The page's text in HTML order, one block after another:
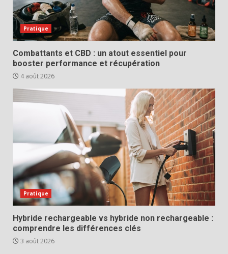
Pratique
Combattants et CBD : un atout essentiel pour
booster performance et récupération
4 août 2026
Pratique
Hybride rechargeable vs hybride non rechargeable :
comprendre les différences clés
3 août 2026